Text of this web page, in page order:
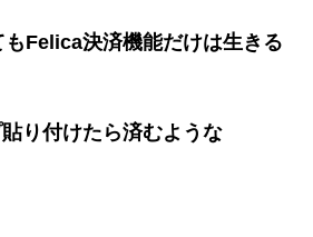
Felica決済機能だけは生きる
り付けたら済むような